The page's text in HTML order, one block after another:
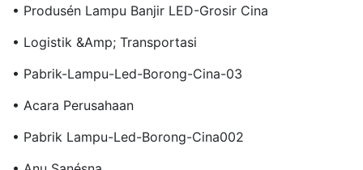
• Produsén Lampu Banjir LED-Grosir Cina
• Logistik &amp; Transportasi
• Pabrik-Lampu-Led-Borong-Cina-03
• Acara Perusahaan
• Pabrik Lampu-Led-Borong-Cina002